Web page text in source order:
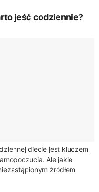
jeść codziennie?
diecie jest kluczem
Ale jakie
źródłem